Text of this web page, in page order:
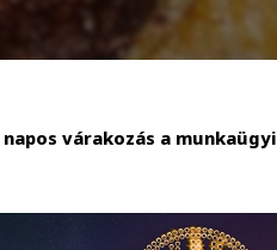
várakozás a munkaügyi